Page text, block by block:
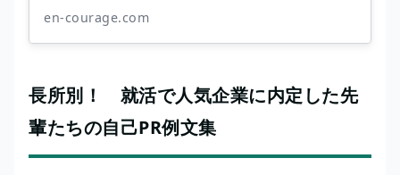
en-courage.com
長所別！ 就活で人気企業に内定した先
輩たちの自己PR例文集